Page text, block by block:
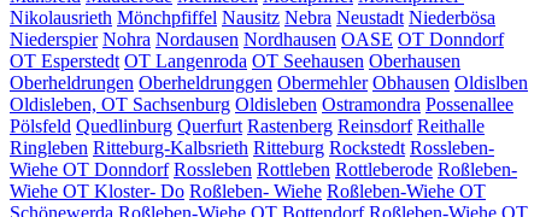
Nikolausrieth Mönchpfiffel Nausitz Nebra Neustadt Niederbösa
Niederspier Nohra Nordausen Nordhausen OASE OT Donndorf
OT Esperstedt OT Langenroda OT Seehausen Oberhausen
Oberheldrungen Oberheldrunggen Obermehler Obhausen Oldislben
Oldisleben, OT Sachsenburg Oldisleben Ostramondra Possenallee
Pölsfeld Quedlinburg Querfurt Rastenberg Reinsdorf Reithalle
Ringleben Ritteburg-Kalbsrieth Ritteburg Rockstedt Rossleben-
Wiehe OT Donndorf Rossleben Rottleben Rottleberode Roßleben-
Wiehe OT Kloster- Do Roßleben- Wiehe Roßleben-Wiehe OT
Schönewerda Roßleben-Wiehe OT Bottendorf Roßleben-Wiehe OT